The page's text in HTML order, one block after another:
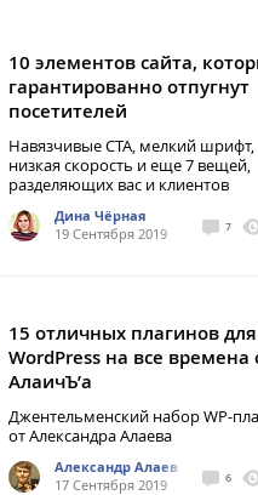
10 элементов сайта,
гарантированно отпугнут
посетителей
Навязчивые CTA, мелкий шрифт,
низкая скорость и еще 7 вещей,
разделяющих вас и клиентов
Дина Чёрная
19 Сентября 2019
7
15 отличных плагинов для
WordPress на все времена
АлаичЪ’а
Джентельменский набор WP-
от Александра Алаева
Александр Алаев
17 Сентября 2019
6